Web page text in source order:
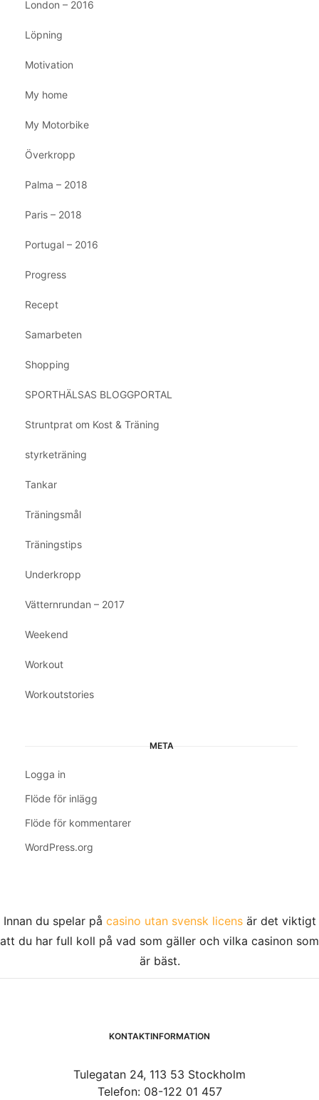
London – 2016
Löpning
Motivation
My home
My Motorbike
Överkropp
Palma – 2018
Paris – 2018
Portugal – 2016
Progress
Recept
Samarbeten
Shopping
SPORTHÄLSAS BLOGGPORTAL
Struntprat om Kost & Träning
styrketräning
Tankar
Träningsmål
Träningstips
Underkropp
Vätternrundan – 2017
Weekend
Workout
Workoutstories
META
Logga in
Flöde för inlägg
Flöde för kommentarer
WordPress.org
Innan du spelar på casino utan svensk licensär det viktigt
att du har full koll på vad som gäller och vilka casinon som
är bäst.
KONTAKTINFORMATION
Tulegatan 24, 113 53 Stockholm
Telefon: 08-122 01 457